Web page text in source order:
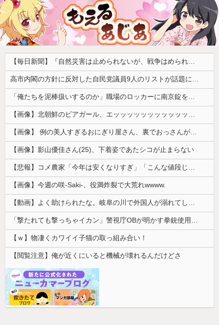
【毎日新聞】『自然災害は止められないが、戦争はめられる』イオンモール熊本で被災の高校生平和誓う
高市内閣の方針に反対した自民党議員9人のリストが話題に、「岩屋はどこへ行った？」との指摘もあるが……
「俺たちを泥棒扱いするのか」職場のロッカーに南京錠をつけた女性、海外の判定は…
【画像】北朝鮮のビアガール、エッッッッッッッッッッッッッッッッッ！
【画像】 例の美人すぎるおにぎり屋さん、裏でおっさんが握っていたｗｗｗｗｗｗｗｗｗｗｗｗｗｗｗｗｗ
【画像】影山優佳さん(25)、下着姿であたシコが止まらない
【悲報】コメ農家「今年は安くなりすぎ」「こんな値段じゃ米作りをやめる人も多くなるんじゃないかな?」
【画像】今週の咲-Saki-、役満炸裂で大荒れwwww.
【動画】よく助けられたな。岐阜の川で外国人が溺れてしまう事故。
「撃たれても撃っちゃイカン」警視庁OBが明かす拳銃使用の葛藤…河内長野「2発で射殺」なぜ起きた？
【ｗ】物凄くカワイイ子猫の取っ組み合い！
【閲覧注意】俺が近くにいると機械が壊れるんだけどさ